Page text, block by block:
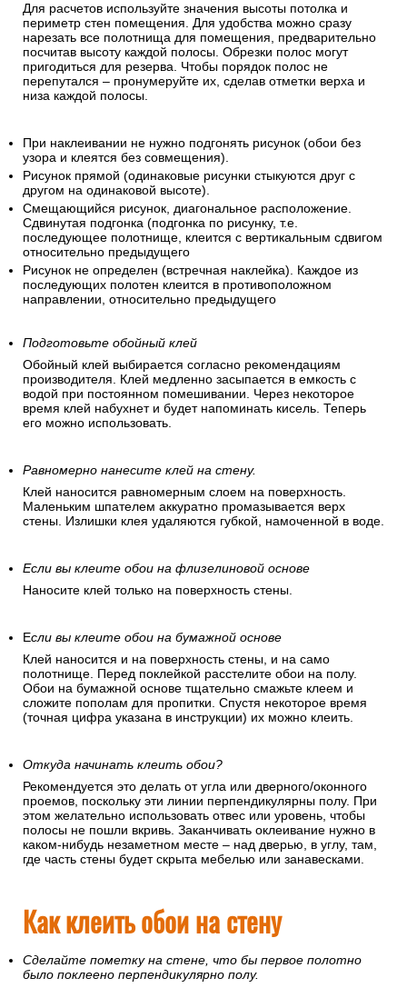
Для расчетов используйте значения высоты потолка и
периметр стен помещения. Для удобства можно сразу
нарезать все полотнища для помещения, предварительно
посчитав высоту каждой полосы. Обрезки полос могут
пригодиться для резерва. Чтобы порядок полос не
перепутался – пронумеруйте их, сделав отметки верха и
низа каждой полосы.
При наклеивании не нужно подгонять рисунок (обои без
узора и клеятся без совмещения).
Рисунок прямой (одинаковые рисунки стыкуются друг с
другом на одинаковой высоте).
Смещающийся рисунок, диагональное расположение.
Сдвинутая подгонка (подгонка по рисунку, т.е.
последующее полотнище, клеится с вертикальным сдвигом
относительно предыдущего
Рисунок не определен (встречная наклейка). Каждое из
последующих полотен клеится в противоположном
направлении, относительно предыдущего
Подготовьте обойный клей
Обойный клей выбирается согласно рекомендациям
производителя. Клей медленно засыпается в емкость с
водой при постоянном помешивании. Через некоторое
время клей набухнет и будет напоминать кисель. Теперь
его можно использовать.
Равномерно нанесите клей на стену.
Клей наносится равномерным слоем на поверхность.
Маленьким шпателем аккуратно промазывается верх
стены. Излишки клея удаляются губкой, намоченной в воде.
Если вы клеите обои на флизелиновой основе
Наносите клей только на поверхность стены.
Если вы клеите обои на бумажной основе
Клей наносится и на поверхность стены, и на само
полотнище. Перед поклейкой расстелите обои на полу.
Обои на бумажной основе тщательно смажьте клеем и
сложите пополам для пропитки. Спустя некоторое время
(точная цифра указана в инструкции) их можно клеить.
Откуда начинать клеить обои?
Рекомендуется это делать от угла или дверного/оконного
проемов, поскольку эти линии перпендикулярны полу. При
этом желательно использовать отвес или уровень, чтобы
полосы не пошли вкривь. Заканчивать оклеивание нужно в
каком-нибудь незаметном месте – над дверью, в углу, там,
где часть стены будет скрыта мебелью или занавесками.
Как клеить обои на стену
Сделайте пометку на стене, что бы первое полотно
было поклеено перпендикулярно полу.